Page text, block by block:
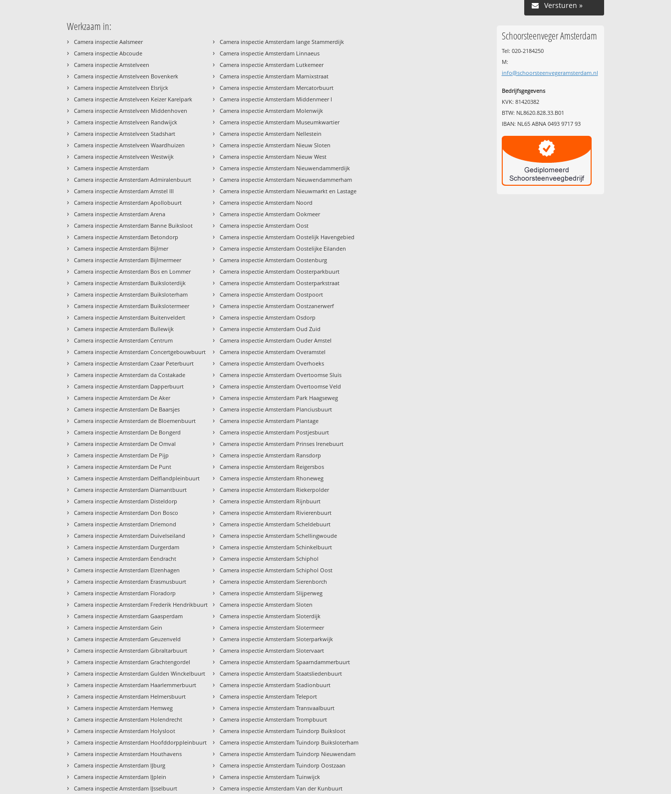
Versturen »
Werkzaam in:
› Camera inspectie Aalsmeer
› Camera inspectie Abcoude
› Camera inspectie Amstelveen
› Camera inspectie Amstelveen Bovenkerk
› Camera inspectie Amstelveen Elsrijck
› Camera inspectie Amstelveen Keizer Karelpark
› Camera inspectie Amstelveen Middenhoven
› Camera inspectie Amstelveen Randwijck
› Camera inspectie Amstelveen Stadshart
› Camera inspectie Amstelveen Waardhuizen
› Camera inspectie Amstelveen Westwijk
› Camera inspectie Amsterdam
› Camera inspectie Amsterdam Admiralenbuurt
› Camera inspectie Amsterdam Amstel III
› Camera inspectie Amsterdam Apollobuurt
› Camera inspectie Amsterdam Arena
› Camera inspectie Amsterdam Banne Buiksloot
› Camera inspectie Amsterdam Betondorp
› Camera inspectie Amsterdam Bijlmer
› Camera inspectie Amsterdam Bijlmermeer
› Camera inspectie Amsterdam Bos en Lommer
› Camera inspectie Amsterdam Buiksloterdijk
› Camera inspectie Amsterdam Buiksloterham
› Camera inspectie Amsterdam Buikslotermeer
› Camera inspectie Amsterdam Buitenveldert
› Camera inspectie Amsterdam Bullewijk
› Camera inspectie Amsterdam Centrum
› Camera inspectie Amsterdam Concertgebouwbuurt
› Camera inspectie Amsterdam Czaar Peterbuurt
› Camera inspectie Amsterdam da Costakade
› Camera inspectie Amsterdam Dapperbuurt
› Camera inspectie Amsterdam De Aker
› Camera inspectie Amsterdam De Baarsjes
› Camera inspectie Amsterdam de Bloemenbuurt
› Camera inspectie Amsterdam De Bongerd
› Camera inspectie Amsterdam De Omval
› Camera inspectie Amsterdam De Pijp
› Camera inspectie Amsterdam De Punt
› Camera inspectie Amsterdam Delflandpleinbuurt
› Camera inspectie Amsterdam Diamantbuurt
› Camera inspectie Amsterdam Disteldorp
› Camera inspectie Amsterdam Don Bosco
› Camera inspectie Amsterdam Driemond
› Camera inspectie Amsterdam Duivelseiland
› Camera inspectie Amsterdam Durgerdam
› Camera inspectie Amsterdam Eendracht
› Camera inspectie Amsterdam Elzenhagen
› Camera inspectie Amsterdam Erasmusbuurt
› Camera inspectie Amsterdam Floradorp
› Camera inspectie Amsterdam Frederik Hendrikbuurt
› Camera inspectie Amsterdam Gaasperdam
› Camera inspectie Amsterdam Gein
› Camera inspectie Amsterdam Geuzenveld
› Camera inspectie Amsterdam Gibraltarbuurt
› Camera inspectie Amsterdam Grachtengordel
› Camera inspectie Amsterdam Gulden Winckelbuurt
› Camera inspectie Amsterdam Haarlemmerbuurt
› Camera inspectie Amsterdam Helmersbuurt
› Camera inspectie Amsterdam Hemweg
› Camera inspectie Amsterdam Holendrecht
› Camera inspectie Amsterdam Holysloot
› Camera inspectie Amsterdam Hoofddorppleinbuurt
› Camera inspectie Amsterdam Houthavens
› Camera inspectie Amsterdam IJburg
› Camera inspectie Amsterdam IJplein
› Camera inspectie Amsterdam IJsselbuurt
› Camera inspectie Amsterdam lange Stammerdijk
› Camera inspectie Amsterdam Linnaeus
› Camera inspectie Amsterdam Lutkemeer
› Camera inspectie Amsterdam Marnixstraat
› Camera inspectie Amsterdam Mercatorbuurt
› Camera inspectie Amsterdam Middenmeer I
› Camera inspectie Amsterdam Molenwijk
› Camera inspectie Amsterdam Museumkwartier
› Camera inspectie Amsterdam Nellestein
› Camera inspectie Amsterdam Nieuw Sloten
› Camera inspectie Amsterdam Nieuw West
› Camera inspectie Amsterdam Nieuwendammerdijk
› Camera inspectie Amsterdam Nieuwendammerham
› Camera inspectie Amsterdam Nieuwmarkt en Lastage
› Camera inspectie Amsterdam Noord
› Camera inspectie Amsterdam Ookmeer
› Camera inspectie Amsterdam Oost
› Camera inspectie Amsterdam Oostelijk Havengebied
› Camera inspectie Amsterdam Oostelijke Eilanden
› Camera inspectie Amsterdam Oostenburg
› Camera inspectie Amsterdam Oosterparkbuurt
› Camera inspectie Amsterdam Oosterparkstraat
› Camera inspectie Amsterdam Oostpoort
› Camera inspectie Amsterdam Oostzanerwerf
› Camera inspectie Amsterdam Osdorp
› Camera inspectie Amsterdam Oud Zuid
› Camera inspectie Amsterdam Ouder Amstel
› Camera inspectie Amsterdam Overamstel
› Camera inspectie Amsterdam Overhoeks
› Camera inspectie Amsterdam Overtoomse Sluis
› Camera inspectie Amsterdam Overtoomse Veld
› Camera inspectie Amsterdam Park Haagseweg
› Camera inspectie Amsterdam Planciusbuurt
› Camera inspectie Amsterdam Plantage
› Camera inspectie Amsterdam Postjesbuurt
› Camera inspectie Amsterdam Prinses Irenebuurt
› Camera inspectie Amsterdam Ransdorp
› Camera inspectie Amsterdam Reigersbos
› Camera inspectie Amsterdam Rhoneweg
› Camera inspectie Amsterdam Riekerpolder
› Camera inspectie Amsterdam Rijnbuurt
› Camera inspectie Amsterdam Rivierenbuurt
› Camera inspectie Amsterdam Scheldebuurt
› Camera inspectie Amsterdam Schellingwoude
› Camera inspectie Amsterdam Schinkelbuurt
› Camera inspectie Amsterdam Schiphol
› Camera inspectie Amsterdam Schiphol Oost
› Camera inspectie Amsterdam Sierenborch
› Camera inspectie Amsterdam Slijperweg
› Camera inspectie Amsterdam Sloten
› Camera inspectie Amsterdam Sloterdijk
› Camera inspectie Amsterdam Slotermeer
› Camera inspectie Amsterdam Sloterparkwijk
› Camera inspectie Amsterdam Slotervaart
› Camera inspectie Amsterdam Spaarndammerbuurt
› Camera inspectie Amsterdam Staatsliedenbuurt
› Camera inspectie Amsterdam Stadionbuurt
› Camera inspectie Amsterdam Teleport
› Camera inspectie Amsterdam Transvaalbuurt
› Camera inspectie Amsterdam Trompbuurt
› Camera inspectie Amsterdam Tuindorp Buiksloot
› Camera inspectie Amsterdam Tuindorp Buiksloterham
› Camera inspectie Amsterdam Tuindorp Nieuwendam
› Camera inspectie Amsterdam Tuindorp Oostzaan
› Camera inspectie Amsterdam Tuinwijck
› Camera inspectie Amsterdam Van der Kunbuurt
Schoorsteenveger Amsterdam
Tel: 020-2184250
M:
info@schoorsteenvegeramsterdam.nl
Bedrijfsgegevens
KVK: 81420382
BTW: NL8620.828.33.B01
IBAN: NL65 ABNA 0493 9717 93